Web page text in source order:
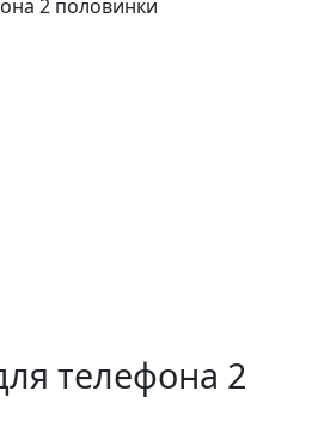
2 половинки
телефона 2